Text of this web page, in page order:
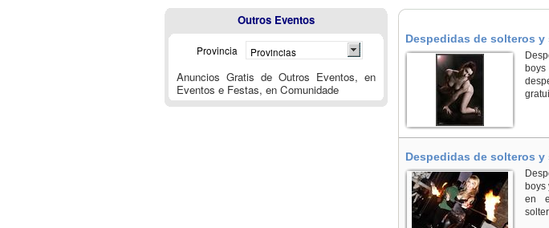
Despedidas de solteros y
Despedidas de solteros y
boys
en
Outros Eventos
Provincia Provincias
Anuncios Gratis de Outros Eventos, en
Eventos e Festas, en Comunidade